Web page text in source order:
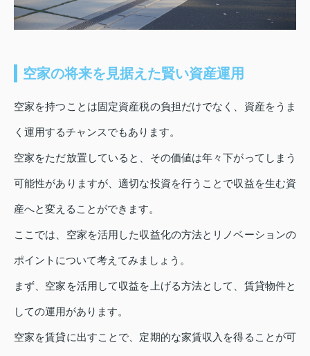
空家の将来を見据えた賢い資産運用
空家を持つことは固定資産税の負担だけでなく、資産をうま
く運用するチャンスでもあります。
空家をただ放置していると、その価値は年々下がってしまう
可能性がありますが、適切な投資を行うことで収益を生む資
産へと変えることができます。
ここでは、空家を活用した収益化の方法とリノベーションの
ポイントについて考えてみましょう。
まず、空家を活用して収益を上げる方法として、賃貸物件と
しての運用があります。
空家を賃貸に出すことで、定期的な家賃収入を得ることが可